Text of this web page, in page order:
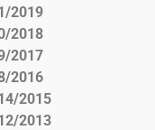
2019
2018
2017
2016
2015
2013